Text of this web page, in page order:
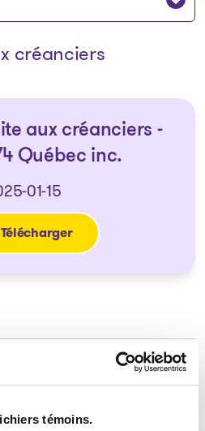
témoins.
créanciers
aux créanciers -
Québec inc.
01-15
Télécharger
: Avis de la faillite aux
du dossier